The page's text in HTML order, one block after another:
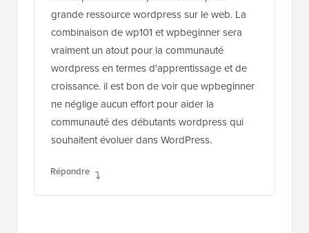
grande ressource wordpress sur le web. La
combinaison de wp101 et wpbeginner sera
vraiment un atout pour la communauté
wordpress en termes d'apprentissage et de
croissance. il est bon de voir que wpbeginner
ne néglige aucun effort pour aider la
communauté des débutants wordpress qui
souhaitent évoluer dans WordPress.
Répondre